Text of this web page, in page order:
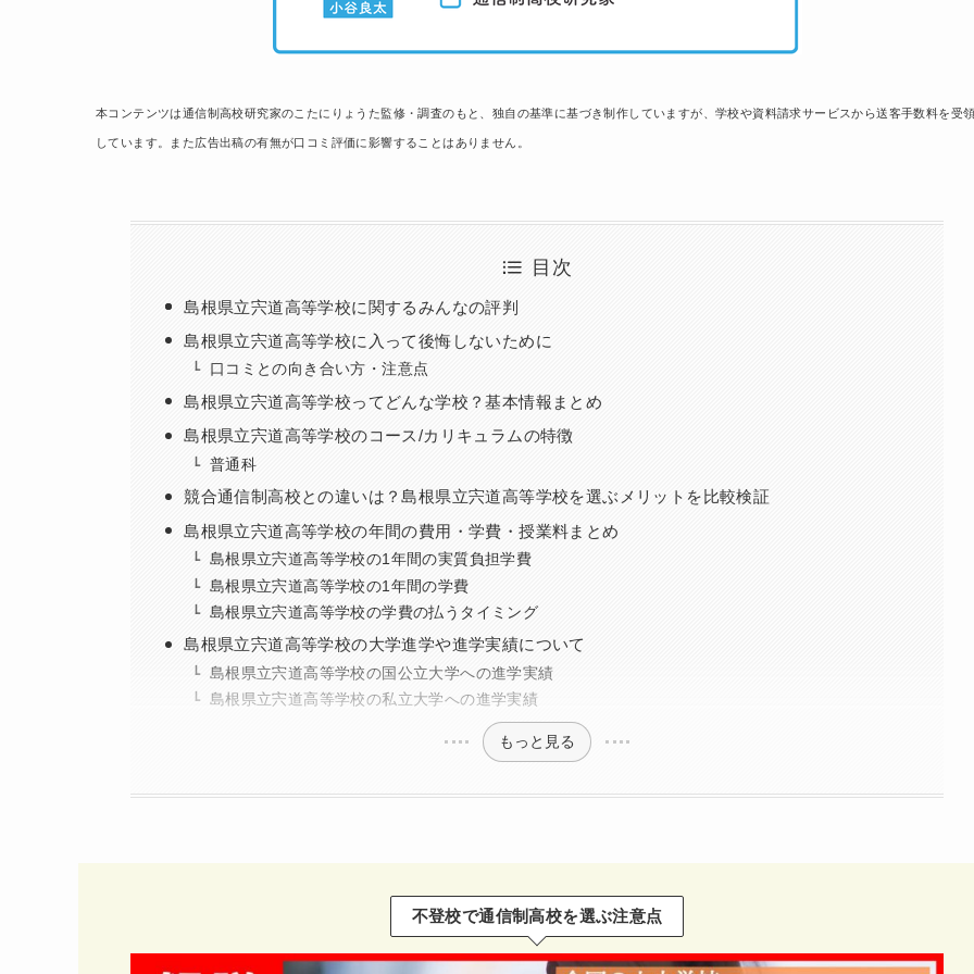
本コンテンツは通信制高校研究家のこたにりょうた監修・調査のもと、独自の基準に基づき制作していますが、学校や資料請求サービスから送客手数料を受
しています。また広告出稿の有無が口コミ評価に影響することはありません。
目次
島根県立宍道高等学校に関するみんなの評判
島根県立宍道高等学校に入って後悔しないために
口コミとの向き合い方・注意点
島根県立宍道高等学校ってどんな学校？基本情報まとめ
島根県立宍道高等学校のコース/カリキュラムの特徴
普通科
競合通信制高校との違いは？島根県立宍道高等学校を選ぶメリットを比較検証
島根県立宍道高等学校の年間の費用・学費・授業料まとめ
島根県立宍道高等学校の1年間の実質負担学費
島根県立宍道高等学校の1年間の学費
島根県立宍道高等学校の学費の払うタイミング
島根県立宍道高等学校の大学進学や進学実績について
島根県立宍道高等学校の国公立大学への進学実績
島根県立宍道高等学校の私立大学への進学実績
もっと見る
不登校で通信制高校を選ぶ注意点